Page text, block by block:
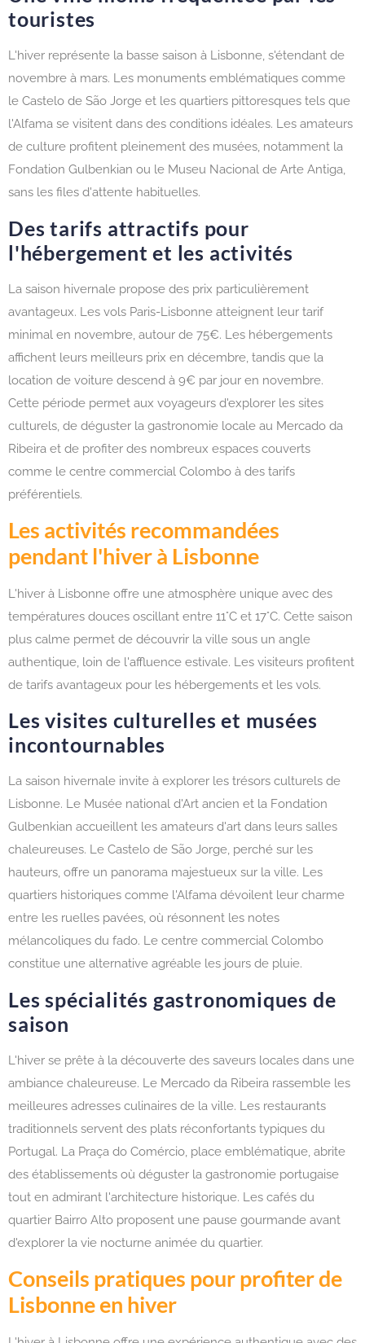
touristes
L'hiver représente la basse saison à Lisbonne, s'étendant de
novembre à mars. Les monuments emblématiques comme
le Castelo de São Jorge et les quartiers pittoresques tels que
l'Alfama se visitent dans des conditions idéales. Les amateurs
de culture profitent pleinement des musées, notamment la
Fondation Gulbenkian ou le Museu Nacional de Arte Antiga,
sans les files d'attente habituelles.
Des tarifs attractifs pour
l'hébergement et les activités
La saison hivernale propose des prix particulièrement
avantageux. Les vols Paris-Lisbonne atteignent leur tarif
minimal en novembre, autour de 75€. Les hébergements
affichent leurs meilleurs prix en décembre, tandis que la
location de voiture descend à 9€ par jour en novembre.
Cette période permet aux voyageurs d'explorer les sites
culturels, de déguster la gastronomie locale au Mercado da
Ribeira et de profiter des nombreux espaces couverts
comme le centre commercial Colombo à des tarifs
préférentiels.
Les activités recommandées
pendant l'hiver à Lisbonne
L'hiver à Lisbonne offre une atmosphère unique avec des
températures douces oscillant entre 11°C et 17°C. Cette saison
plus calme permet de découvrir la ville sous un angle
authentique, loin de l'affluence estivale. Les visiteurs profitent
de tarifs avantageux pour les hébergements et les vols.
Les visites culturelles et musées
incontournables
La saison hivernale invite à explorer les trésors culturels de
Lisbonne. Le Musée national d'Art ancien et la Fondation
Gulbenkian accueillent les amateurs d'art dans leurs salles
chaleureuses. Le Castelo de São Jorge, perché sur les
hauteurs, offre un panorama majestueux sur la ville. Les
quartiers historiques comme l'Alfama dévoilent leur charme
entre les ruelles pavées, où résonnent les notes
mélancoliques du fado. Le centre commercial Colombo
constitue une alternative agréable les jours de pluie.
Les spécialités gastronomiques de
saison
L'hiver se prête à la découverte des saveurs locales dans une
ambiance chaleureuse. Le Mercado da Ribeira rassemble les
meilleures adresses culinaires de la ville. Les restaurants
traditionnels servent des plats réconfortants typiques du
Portugal. La Praça do Comércio, place emblématique, abrite
des établissements où déguster la gastronomie portugaise
tout en admirant l'architecture historique. Les cafés du
quartier Bairro Alto proposent une pause gourmande avant
d'explorer la vie nocturne animée du quartier.
Conseils pratiques pour profiter de
Lisbonne en hiver